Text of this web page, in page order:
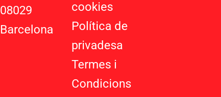
08029
Barcelona
cookies
Política de
privadesa
Termes i
Condicions